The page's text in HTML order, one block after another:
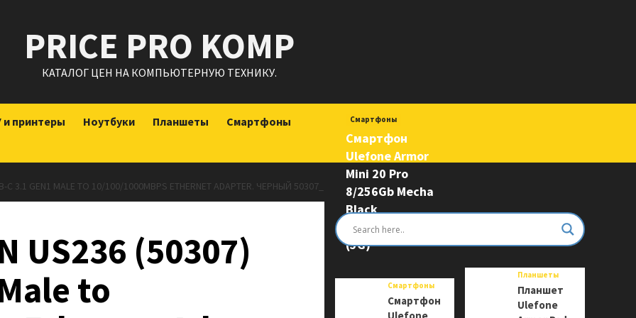
PRICE PRO KOMP
КАТАЛОГ ЦЕН НА КОМПЬЮТЕРНУЮ ТЕХНИКУ.
принтеры Ноутбуки Планшеты Смартфоны
3.1 GEN1 MALE TO 10/100/1000MBPS ETHERNET ADAPTER. ЧЕРНЫЙ 50307_
US236 (50307)
to
Смартфоны
Смартфон
Ulefone Armor
Mini 20 Pro
8/256Gb Mecha
Black
6975326663243
(5G)
Смартфоны
Смартфон
Планшеты
Планшет
Ulefone